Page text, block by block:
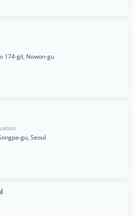
174-gil, Nowon-gu
gu, Seoul